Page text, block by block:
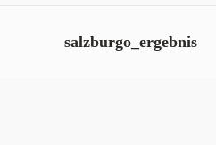
salzburgo_ergebnis